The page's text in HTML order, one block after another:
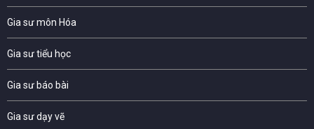
Gia sư môn Hóa
Gia sư tiểu học
Gia sư báo bài
Gia sư dạy vẽ